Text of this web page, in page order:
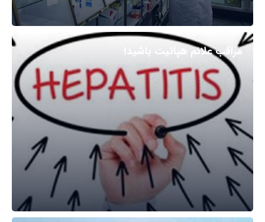
مراقب علائم هپاتیت باشید!